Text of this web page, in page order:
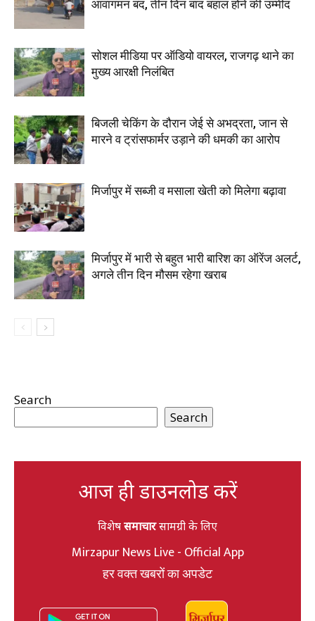
आवागमन बंद, तीन दिन बाद बहाल होने की उम्मीद
सोशल मीडिया पर ऑडियो वायरल, राजगढ़ थाने का
मुख्य आरक्षी निलंबित
बिजली चेकिंग के दौरान जेई से अभद्रता, जान से
मारने व ट्रांसफार्मर उड़ाने की धमकी का आरोप
मिर्जापुर में सब्जी व मसाला खेती को मिलेगा बढ़ावा
मिर्जापुर में भारी से बहुत भारी बारिश का ऑरेंज अलर्ट,
अगले तीन दिन मौसम रहेगा खराब
Search
Search
आज ही डाउनलोड करें
विशेषसमाचारसामग्री के लिए
Mirzapur News Live - Official App
हर वक्त खबरों का अपडेट